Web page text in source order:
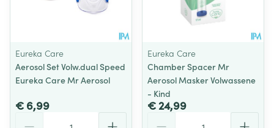
Eureka Care
Aerosol Set Volw.dual Speed
Eureka Care Mr Aerosol
€ 6,99
Eureka Care
Chamber Spacer Mr
Aerosol Masker Volwassene
- Kind
€ 24,99